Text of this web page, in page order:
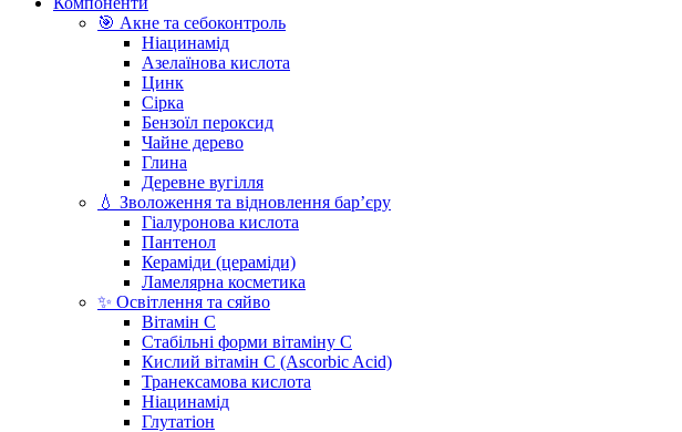
🎯 Акне та себоконтроль
Ніацинамід
Азелаїнова кислота
Цинк
Сірка
Бензоїл пероксид
Чайне дерево
Глина
Деревне вугілля
💧 Зволоження та відновлення бар’єру
Гіалуронова кислота
Пантенол
Кераміди (цераміди)
Ламелярна косметика
✨ Освітлення та сяйво
Вітамін С
Стабільні форми вітаміну С
Кислий вітамін С (Ascorbic Acid)
Транексамова кислота
Ніацинамід
Глутатіон